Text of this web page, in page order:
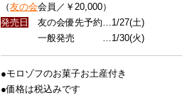
（友の会会員／￥20,000）
発売日
友の会優先予約…1/27(土)
一般発売 …1/30(火)
●モロゾフのお菓子お土産付き
●価格は税込みです